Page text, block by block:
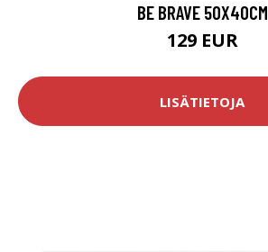
BE BRAVE 50X40CM
129 EUR
LISÄTIETOJA